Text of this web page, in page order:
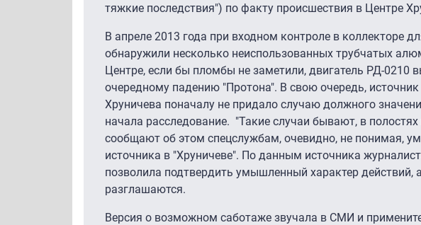
тяжкие последствия") по факту происшествия в Центре
В апреле 2013 года при входном контроле в коллекторе
обнаружили несколько неиспользованных трубчатых
Центре, если бы пломбы не заметили, двигатель РД-0210
очередному падению "Протона". В свою очередь,
Хруничева поначалу не придало случаю должного
начала расследование. "Такие случаи бывают, в
сообщают об этом спецслужбам, очевидно, не понимая,
источника в "Хруничеве". По данным источника
позволила подтвердить умышленный характер
разглашаются.
Версия о возможном саботаже звучала в СМИ и